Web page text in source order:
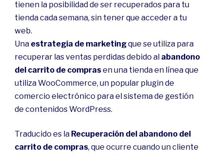
tienen la posibilidad de ser recuperados para tu
tienda cada semana, sin tener que acceder a tu
web.
Una estrategia de marketingque se utiliza para
recuperar las ventas perdidas debido al abandono
del carrito de comprasen una tienda en línea que
utiliza WooCommerce, un popular plugin de
comercio electrónico para el sistema de gestión
de contenidos WordPress.
Traducido es la Recuperación del abandono del
carrito de compras, que ocurre cuando un cliente